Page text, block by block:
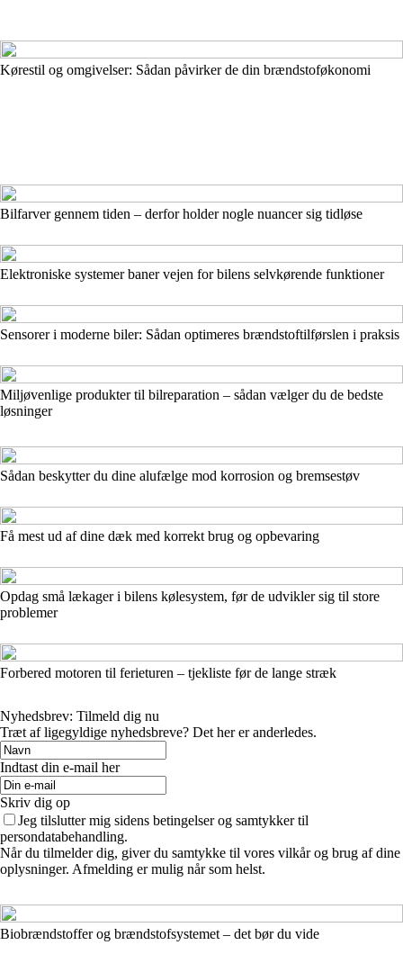
Kørestil og omgivelser: Sådan påvirker de din brændstoføkonomi
Bilfarver gennem tiden – derfor holder nogle nuancer sig tidløse
Elektroniske systemer baner vejen for bilens selvkørende funktioner
Sensorer i moderne biler: Sådan optimeres brændstoftilførslen i praksis
Miljøvenlige produkter til bilreparation – sådan vælger du de bedste
løsninger
Sådan beskytter du dine alufælge mod korrosion og bremsestøv
Få mest ud af dine dæk med korrekt brug og opbevaring
Opdag små lækager i bilens kølesystem, før de udvikler sig til store
problemer
Forbered motoren til ferieturen – tjekliste før de lange stræk
Nyhedsbrev: Tilmeld dig nu
Træt af ligegyldige nyhedsbreve? Det her er anderledes.
Indtast din e-mail her
Skriv dig op
Jeg tilslutter mig sidens betingelser og samtykker til
persondatabehandling.
Når du tilmelder dig, giver du samtykke til vores vilkår og brug af dine
oplysninger. Afmelding er mulig når som helst.
Biobrændstoffer og brændstofsystemet – det bør du vide